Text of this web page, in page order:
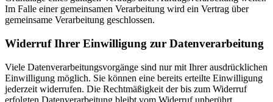
Im Falle einer gemeinsamen Verarbeitung wird ein Vertrag über
gemeinsame Verarbeitung geschlossen.
Widerruf Ihrer Einwilligung zur Datenverarbeitung
Viele Datenverarbeitungsvorgänge sind nur mit Ihrer ausdrücklichen
Einwilligung möglich. Sie können eine bereits erteilte Einwilligung
jederzeit widerrufen. Die Rechtmäßigkeit der bis zum Widerruf
erfolgten Datenverarbeitung bleibt vom Widerruf unberührt.